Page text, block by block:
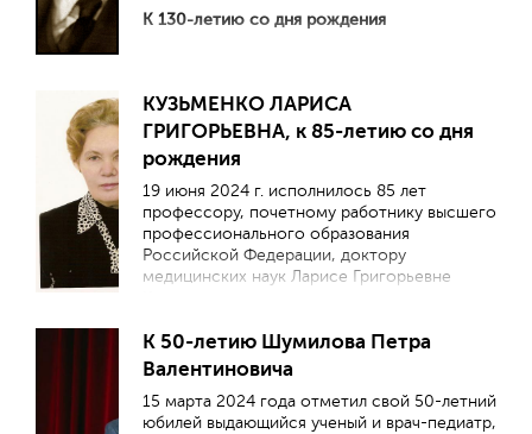
К 130-летию со дня рождения
КУЗЬМЕНКО ЛАРИСА
ГРИГОРЬЕВНА, к 85-летию со дня
рождения
19 июня 2024 г. исполнилось 85 лет
профессору, почетному работнику высшего
профессионального образования
Российской Федерации, доктору
медицинских наук Ларисе Григорьевне
К 50-летию Шумилова Петра
Валентиновича
15 марта 2024 года отметил свой 50-летний
юбилей выдающийся ученый и врач-педиатр,